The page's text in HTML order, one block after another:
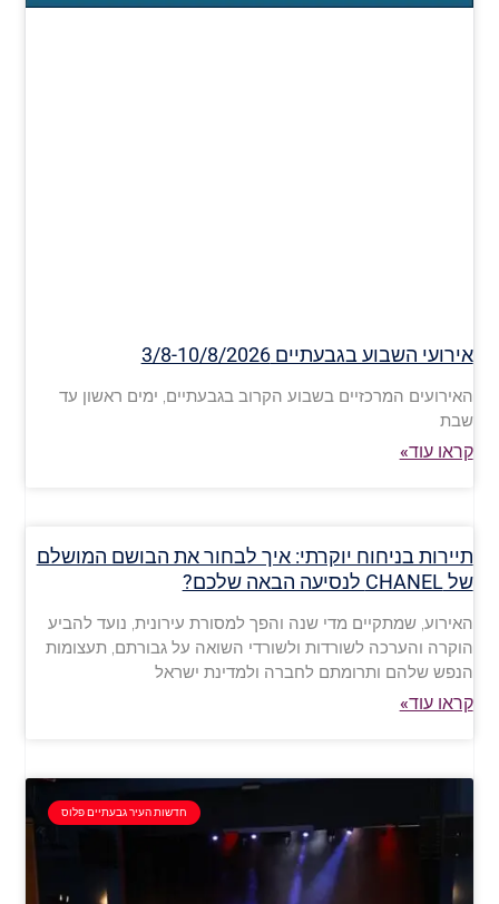
אירועי השבוע בגבעתיים 3/8-10/8/2026
האירועים המרכזיים בשבוע הקרוב בגבעתיים, ימים ראשון עד
שבת
קראו עוד»
תיירות בניחוח יוקרתי: איך לבחור את הבושם המושלם
של CHANEL לנסיעה הבאה שלכם?
האירוע, שמתקיים מדי שנה והפך למסורת עירונית, נועד להביע
הוקרה והערכה לשורדות ולשורדי השואה על גבורתם, תעצומות
הנפש שלהם ותרומתם לחברה ולמדינת ישראל
קראו עוד»
חדשות העיר גבעתיים פלוס